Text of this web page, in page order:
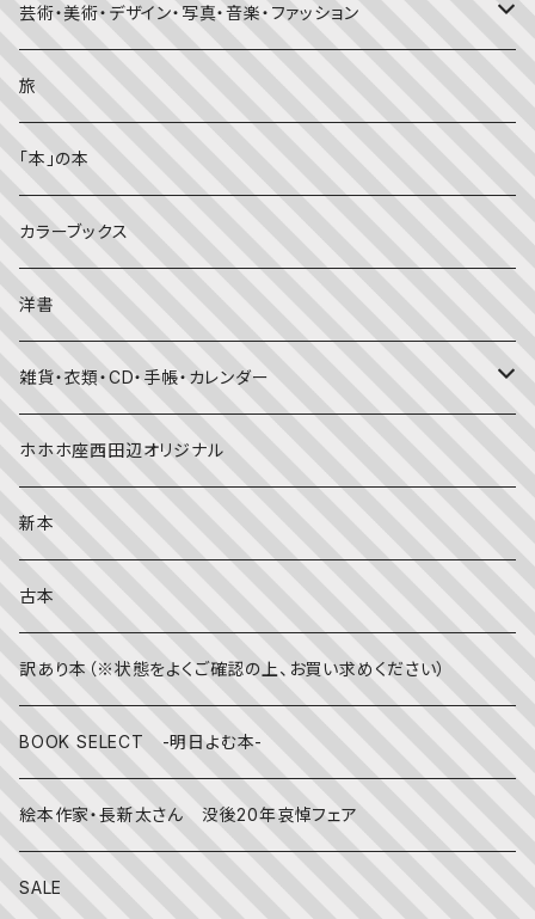
知識の本・図鑑
理科
料理・食育
英語
しかけ絵本
児童書
大人の方に
季節・行事の絵本
春
夏
赤ちゃん（０・１・２歳向け）絵本
文字のない絵本
英語の絵本
写真絵本
体・健康
趣味
ライフスタイル・生き方
子育て
雑誌
ZINE
芸術・美術・デザイン・写真・音楽・ファッション
美術・画集・図録
音楽
写真集
デザイン
ファッション
映画
伝統文化・技法
旅
「本」の本
カラーブックス
洋書
雑貨・衣類・CD・手帳・カレンダー
靴下
日記・手帳
CD
文房具
その他
ホホホ座西田辺オリジナル
新本
古本
訳あり本（※状態をよくご確認の上、お買い求めください）
BOOK SELECT -明日よむ本-
絵本作家・長新太さん 没後20年哀悼フェア
SALE